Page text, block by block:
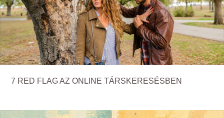
7 RED FLAG AZ ONLINE TÁRSKERESÉSBEN